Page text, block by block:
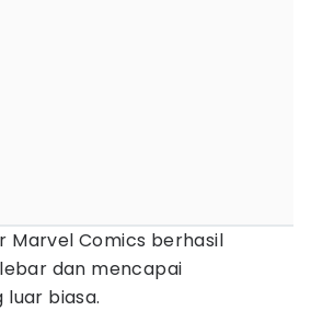
Comics berhasil
dan mencapai
luar biasa.